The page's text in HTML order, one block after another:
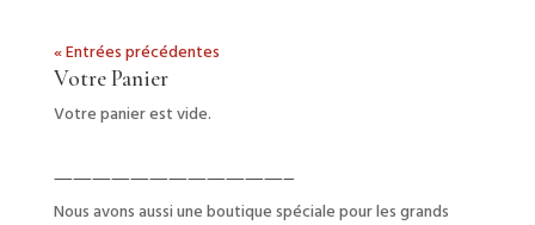
« Entrées précédentes
Votre Panier
Votre panier est vide.
————————————–
Nous avons aussi une boutique spéciale pour les grands